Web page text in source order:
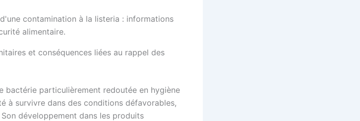
et conséquences liées au rappel des
bactérie particulièrement redoutée en hygiène
à survivre dans des conditions défavorables,
développement dans les produits